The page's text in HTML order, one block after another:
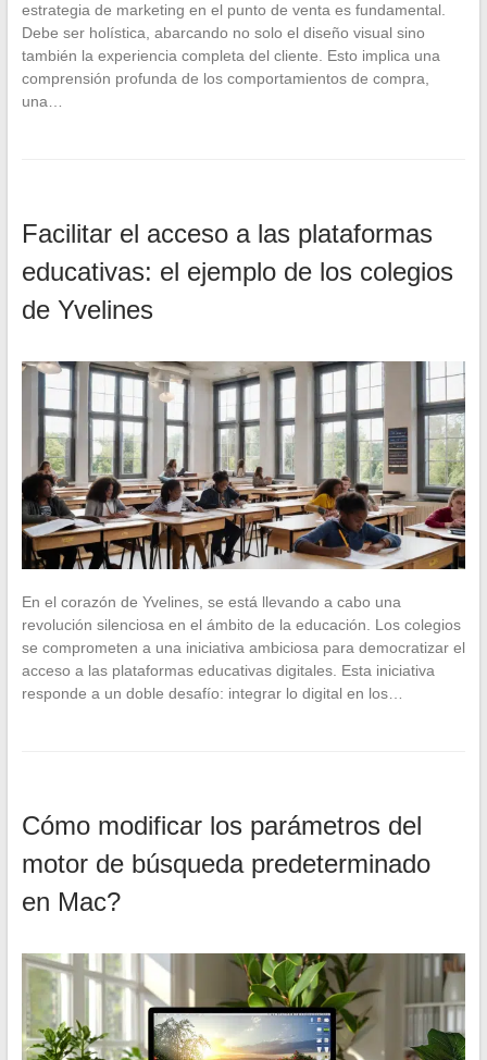
estrategia de marketing en el punto de venta es fundamental.
Debe ser holística, abarcando no solo el diseño visual sino
también la experiencia completa del cliente. Esto implica una
comprensión profunda de los comportamientos de compra,
una…
Facilitar el acceso a las plataformas
educativas: el ejemplo de los colegios
de Yvelines
En el corazón de Yvelines, se está llevando a cabo una
revolución silenciosa en el ámbito de la educación. Los colegios
se comprometen a una iniciativa ambiciosa para democratizar el
acceso a las plataformas educativas digitales. Esta iniciativa
responde a un doble desafío: integrar lo digital en los…
Cómo modificar los parámetros del
motor de búsqueda predeterminado
en Mac?